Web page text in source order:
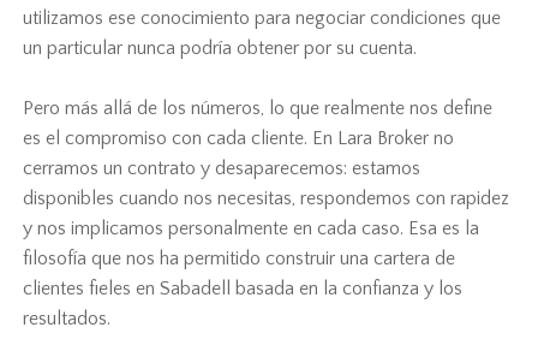
utilizamos ese conocimiento para negociar condiciones que
un particular nunca podría obtener por su cuenta.
Pero más allá de los números, lo que realmente nos define
es el compromiso con cada cliente. En Lara Broker no
cerramos un contrato y desaparecemos: estamos
disponibles cuando nos necesitas, respondemos con rapidez
y nos implicamos personalmente en cada caso. Esa es la
filosofía que nos ha permitido construir una cartera de
clientes fieles en Sabadell basada en la confianza y los
resultados.